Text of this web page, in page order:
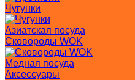
Чугунки
Азиатская посуда
Сковороды WOK
Медная посуда
Аксессуары